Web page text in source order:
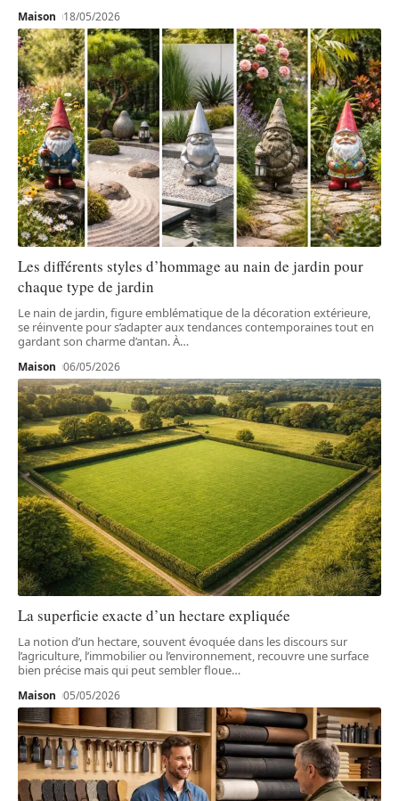
Maison 18/05/2026
Les différents styles d’hommage au nain de jardin pour
chaque type de jardin
Le nain de jardin, figure emblématique de la décoration extérieure,
se réinvente pour s’adapter aux tendances contemporaines tout en
gardant son charme d’antan. À…
Maison 06/05/2026
La superficie exacte d’un hectare expliquée
La notion d’un hectare, souvent évoquée dans les discours sur
l’agriculture, l’immobilier ou l’environnement, recouvre une surface
bien précise mais qui peut sembler floue…
Maison 05/05/2026